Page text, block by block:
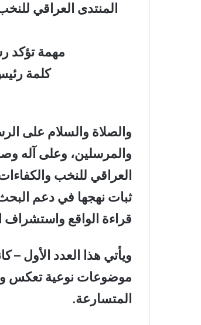
المنتدى العراقي
مهمة تؤكد
كلمة
والصلاة والسلام على
والمرسلين، وعلى آله
العراقي للنخب
ثبات نهجها في دعم
قراءة الواقع واستشراف
موضوعات نوعية تعكس
المتسارعة.